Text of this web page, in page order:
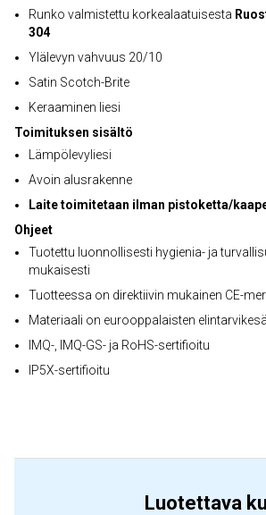
Runko valmistettu korkealaatuisesta
304
Ylälevyn vahvuus 20/10
Satin Scotch-Brite
Keraaminen liesi
Toimituksen sisältö
Lämpölevyliesi
Avoin alusrakenne
Laite toimitetaan ilman pistoketta/
Ohjeet
Tuotettu luonnollisesti hygienia- ja
mukaisesti
Tuotteessa on direktiivin mukainen CE-
Materiaali on eurooppalaisten
IMQ-, IMQ-GS- ja RoHS-sertifioitu
IP5X-sertifioitu
Luotettava